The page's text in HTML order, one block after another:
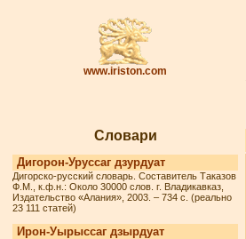
www.iriston.com
Словари
Дигорон-Уруссаг дзурдуат
Дигорско-русский словарь. Составитель Таказов
Ф.М., к.ф.н.: Около 30000 слов. г. Владикавказ,
Издательство «Алания», 2003. – 734 с. (реально
23 111 статей)
Ирон-Уырыссаг дзырдуат